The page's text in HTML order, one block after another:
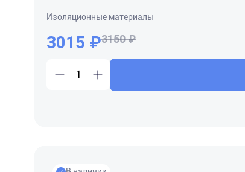
Изоляционные материалы
3015 ₽3150 ₽